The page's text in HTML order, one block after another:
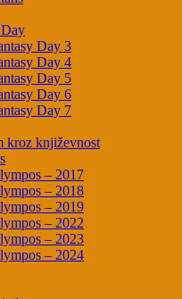
Day 3
Day 4
Day 5
Day 6
Day 7
kroz književnost
– 2017
– 2018
– 2019
– 2022
– 2023
– 2024